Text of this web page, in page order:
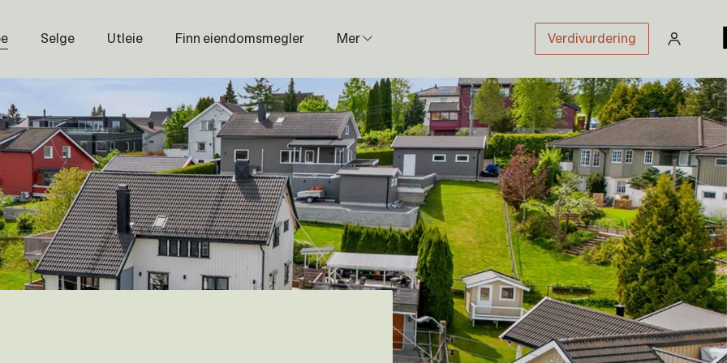
Selge Utleie Finn eiendomsmegler Mer
Prisstatistikk
Næring
Nybygg
Magasin
Om oss
Åpenhetsloven
Prisliste
Karriere
Verdivurdering